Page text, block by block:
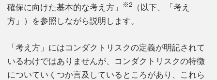
確保に向けた基本的な考え方」
※2
（以下、「考え
方」）を参照しながら説明します。
「考え方」にはコンダクトリスクの定義が明記されて
いるわけではありませんが、コンダクトリスクの特徴
についていくつか言及しているところがあり、これら